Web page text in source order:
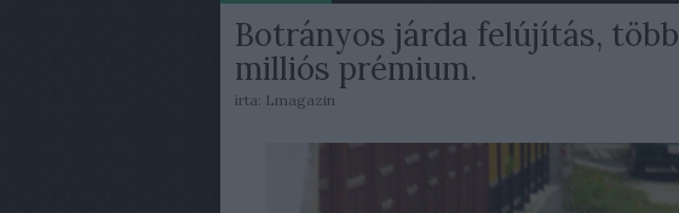
Botrányos járda felújítás, több
milliós prémium.
írta: Lmagazin